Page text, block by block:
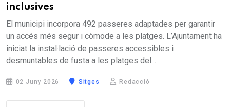
inclusives
El municipi incorpora 492 passeres adaptades per garantir
un accés més segur i còmode a les platges. L’Ajuntament ha
iniciat la instal·lació de passeres accessibles i
desmuntables de fusta a les platges del...
02 Juny 2026 Sitges Redacció